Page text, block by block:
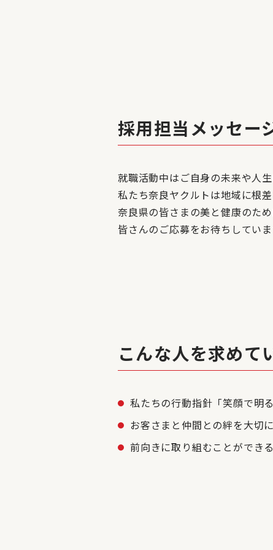
採用担当メッセー
就職活動中はご自身の未来や人
私たち奈良ヤクルトは地域に根
奈良県の皆さまの美と健康のた
皆さんのご応募をお待ちしていま
こんな人を求めて
私たちの行動指針「笑顔で明
お客さまと仲間との絆を大切
前向きに取り組むことができ